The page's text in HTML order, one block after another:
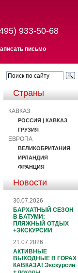
933-50-68
письмо
Страны
КАВКАЗ
РОССИЯ | КАВКАЗ
ГРУЗИЯ
ЕВРОПА
ВЕЛИКОБРИТАНИЯ
ИРЛАНДИЯ
ФРАНЦИЯ
Новости
30.07.2026
БАРХАТНЫЙ СЕЗОН
В БАТУМИ:
ПЛЯЖНЫЙ ОТДЫХ
+ЭКСКУРСИИ
21.07.2026
АКТИВНЫЕ
ВЫХОДНЫЕ В ГОРАХ
КАВКАЗА! Экскурсии